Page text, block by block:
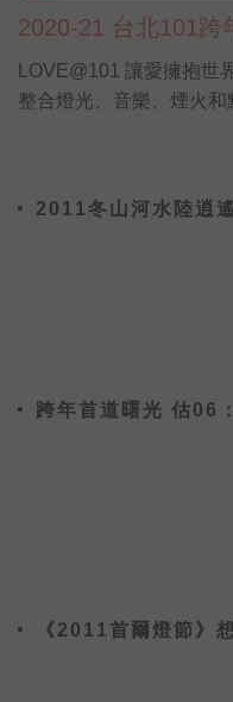
2020-21 台北101跨
LOVE@101 讓愛擁抱世
整合燈光、音樂、煙火和
2011冬山河水陸逍
跨年首道曙光 估06
《2011首爾燈節》